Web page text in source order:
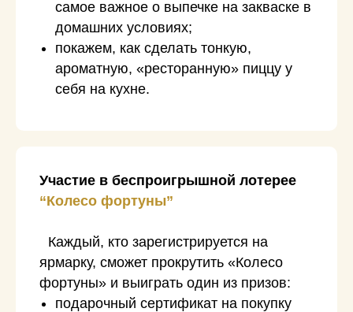
самое важное о выпечке на закваске в
домашних условиях;
покажем, как сделать тонкую,
ароматную, «ресторанную» пиццу у
себя на кухне.
Участие в беспроигрышной лотерее
“Колесо фортуны”
Каждый, кто зарегистрируется на
ярмарку, сможет прокрутить «Колесо
фортуны» и выиграть один из призов:
подарочный сертификат на покупку